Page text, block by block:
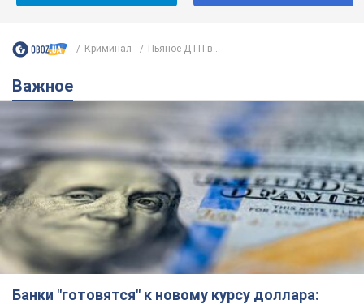
Криминал Пьяное ДТП в...
Важное
Банки "готовятся" к новому курсу доллара: